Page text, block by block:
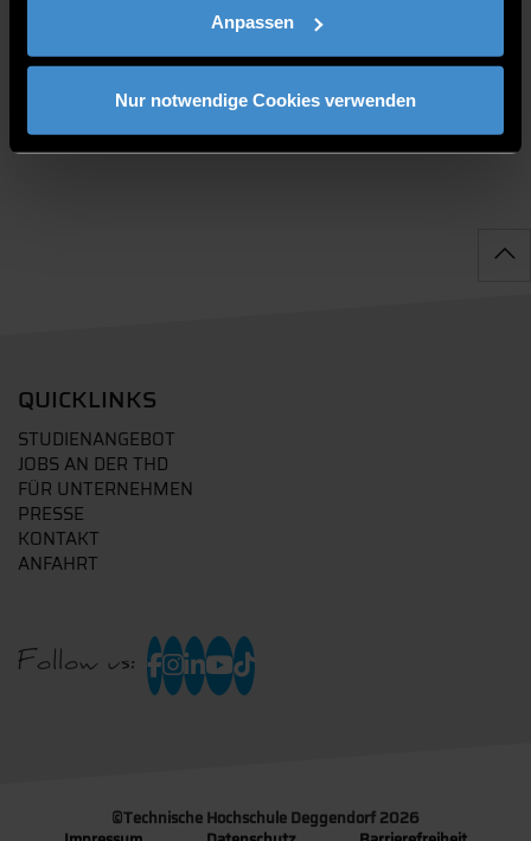
Anpassen
Nur notwendige Cookies verwenden
PUBLIKATIONEN
QUICKLINKS
STUDIENANGEBOT
JOBS AN DER THD
FÜR UNTERNEHMEN
PRESSE
KONTAKT
ANFAHRT
Follow us:
©Technische Hochschule Deggendorf 2026